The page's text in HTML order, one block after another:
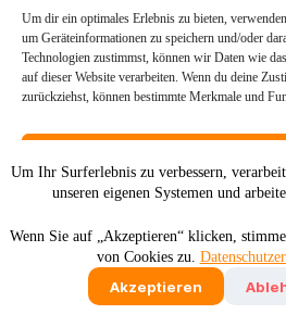
Um dir ein optimales Erlebnis zu bieten,
um Geräteinformationen zu speichern und/oder
Technologien zustimmst, können wir Daten wie
auf dieser Website verarbeiten. Wenn du deine
zurückziehst, können bestimmte Merkmale und
Einstellungen
Cookie-Richtlinie
Um Ihr Surferlebnis zu verbessern,
unseren eigenen Systemen und
Wenn Sie auf „Akzeptieren“ klicken,
von Cookies zu.
Akzeptieren
Deutsch
Impressum
Datenschutz
Cookie-Richtlinie